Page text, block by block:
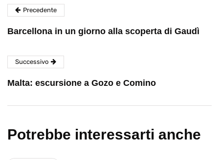
Precedente
Barcellona in un giorno alla scoperta di Gaudì
Successivo
Malta: escursione a Gozo e Comino
Potrebbe interessarti anche